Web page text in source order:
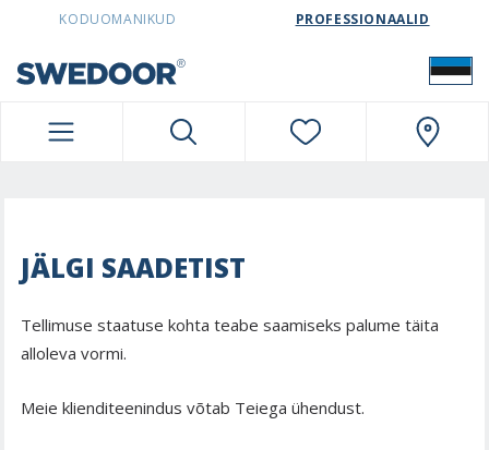
SWEDOORESTONIA NAVIGATION
KODUOMANIKUD PROFESSIONAALID
JÄLGI SAADETIST
Tellimuse staatuse kohta teabe saamiseks palume täita
alloleva vormi.
Meie klienditeenindus võtab Teiega ühendust.